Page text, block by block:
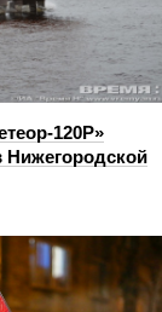
120Р»
Нижегородской